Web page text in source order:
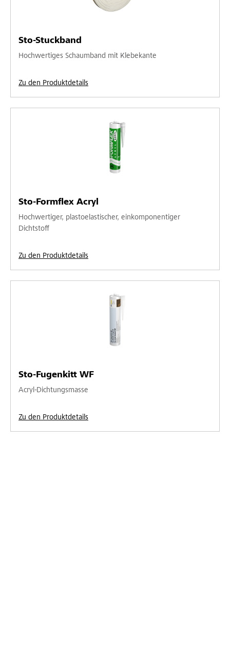
Sto-Stuckband
Hochwertiges Schaumband mit Klebekante
Zu den Produktdetails
Sto-Formflex Acryl
Hochwertiger, plastoelastischer, einkomponentiger
Dichtstoff
Zu den Produktdetails
Sto-Fugenkitt WF
Acryl-Dichtungsmasse
Zu den Produktdetails